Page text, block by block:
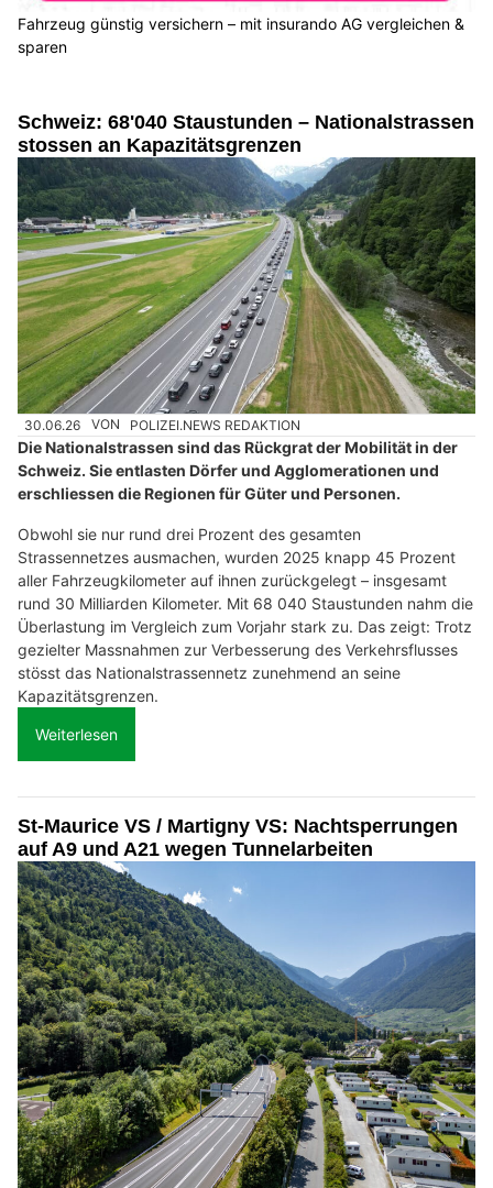
Fahrzeug günstig versichern – mit insurando AG vergleichen &
sparen
Schweiz: 68'040 Staustunden – Nationalstrassen
stossen an Kapazitätsgrenzen
30.06.26 VON POLIZEI.NEWS REDAKTION
Die Nationalstrassen sind das Rückgrat der Mobilität in der
Schweiz. Sie entlasten Dörfer und Agglomerationen und
erschliessen die Regionen für Güter und Personen.
Obwohl sie nur rund drei Prozent des gesamten
Strassennetzes ausmachen, wurden 2025 knapp 45 Prozent
aller Fahrzeugkilometer auf ihnen zurückgelegt – insgesamt
rund 30 Milliarden Kilometer. Mit 68 040 Staustunden nahm die
Überlastung im Vergleich zum Vorjahr stark zu. Das zeigt: Trotz
gezielter Massnahmen zur Verbesserung des Verkehrsflusses
stösst das Nationalstrassennetz zunehmend an seine
Kapazitätsgrenzen.
Weiterlesen
St-Maurice VS / Martigny VS: Nachtsperrungen
auf A9 und A21 wegen Tunnelarbeiten